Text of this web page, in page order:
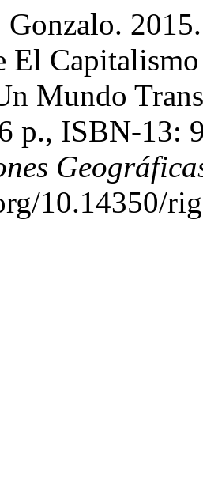
El
Mundo
p., ISBN-13:
10.14350/